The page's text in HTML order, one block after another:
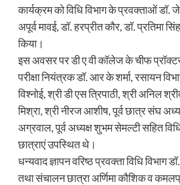
कार्यक्रम को विधि विभाग के प्रवक्ताओं डॉ.
अपूर्व मावई, डॉ. हरप्रीत कौर, डॉ. प्रतिमा
किया।
इस अवसर पर डी ए वी कॉलेज के चीफ प्रॉक्टर
परीक्षा नियंत्रक डॉ. आर के शर्मा, रसायन
विश्नोई, श्री डी एस त्रिपाठी, श्री अनिल
मिश्रा, श्री नीरज आशीष, पूर्व छात्र संघ
अग्रवाल, पूर्व अध्यक्ष शुभम सेमल्टी सहित
छात्राएं उपस्थित थे।
धन्यवाद ज्ञापन वरिष्ठ प्रवक्ता विधि विभाग
तथा संचालन छात्रा अर्णिमा कौशिक व